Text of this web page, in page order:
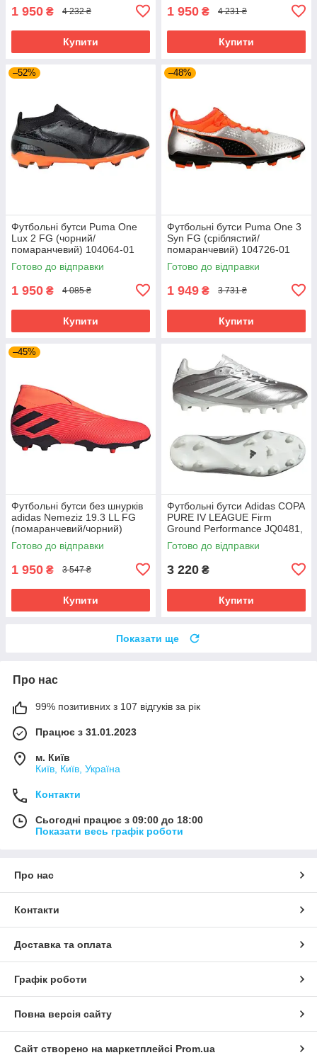
1 950 ₴ 4 232 ₴
Купити
1 950 ₴ 4 231 ₴
Купити
–52%
Футбольні бутси Puma One
Lux 2 FG (чорний/
помаранчевий) 104064-01
Розмір EU: 44
Готово до відправки
1 950 ₴ 4 085 ₴
Купити
–48%
Футбольні бутси Puma One 3
Syn FG (сріблястий/
помаранчевий) 104726-01
Розмір EU: 46
Готово до відправки
1 949 ₴ 3 731 ₴
Купити
–45%
Футбольні бутси без шнурків
adidas Nemeziz 19.3 LL FG
(помаранчевий/чорний)
EH1092 Розмір EU: 45
Готово до відправки
1 950 ₴ 3 547 ₴
Купити
Футбольні бутси Adidas COPA
PURE IV LEAGUE Firm
Ground Performance JQ0481,
Срібло, Розмір (EU) - 39 1/3
Готово до відправки
3 220 ₴
Купити
Показати ще
Про нас
99% позитивних з 107 відгуків за рік
Працює з 31.01.2023
м. Київ
Київ, Київ, Україна
Контакти
Сьогодні працює з 09:00 до 18:00
Показати весь графік роботи
Про нас
Контакти
Доставка та оплата
Графік роботи
Повна версія сайту
Сайт створено на маркетплейсі Prom.ua